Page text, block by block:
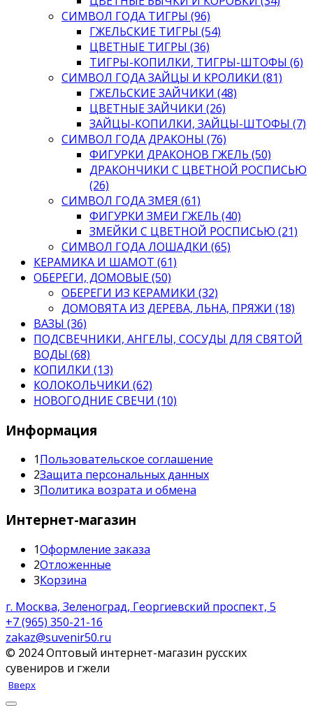
СИМВОЛ ГОДА ТИГРЫ (96)
ГЖЕЛЬСКИЕ ТИГРЫ (54)
ЦВЕТНЫЕ ТИГРЫ (36)
ТИГРЫ-КОПИЛКИ, ТИГРЫ-ШТОФЫ (6)
СИМВОЛ ГОДА ЗАЙЦЫ И КРОЛИКИ (81)
ГЖЕЛЬСКИЕ ЗАЙЧИКИ (48)
ЦВЕТНЫЕ ЗАЙЧИКИ (26)
ЗАЙЦЫ-КОПИЛКИ, ЗАЙЦЫ-ШТОФЫ (7)
СИМВОЛ ГОДА ДРАКОНЫ (76)
ФИГУРКИ ДРАКОНОВ ГЖЕЛЬ (50)
ДРАКОНЧИКИ С ЦВЕТНОЙ РОСПИСЬЮ
(26)
СИМВОЛ ГОДА ЗМЕЯ (61)
ФИГУРКИ ЗМЕИ ГЖЕЛЬ (40)
ЗМЕЙКИ С ЦВЕТНОЙ РОСПИСЬЮ (21)
СИМВОЛ ГОДА ЛОШАДКИ (65)
КЕРАМИКА И ШАМОТ (61)
ОБЕРЕГИ, ДОМОВЫЕ (50)
ОБЕРЕГИ ИЗ КЕРАМИКИ (32)
ДОМОВЯТА ИЗ ДЕРЕВА, ЛЬНА, ПРЯЖИ (18)
ВАЗЫ (36)
ПОДСВЕЧНИКИ, АНГЕЛЫ, СОСУДЫ ДЛЯ СВЯТОЙ
ВОДЫ (68)
КОПИЛКИ (13)
КОЛОКОЛЬЧИКИ (62)
НОВОГОДНИЕ СВЕЧИ (10)
Информация
1Пользовательское соглашение
2Защита персональных данных
3Политика возрата и обмена
Интернет-магазин
1Оформление заказа
2Отложенные
3Корзина
г. Москва, Зеленоград, Георгиевский проспект, 5
+7 (965) 350-21-16
zakaz@suvenir50.ru
© 2024 Оптовый интернет-магазин русских
сувениров и гжели
Вверх